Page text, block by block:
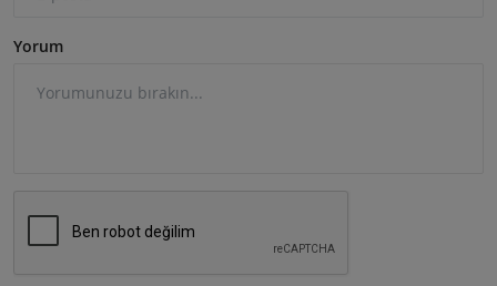
Yorum